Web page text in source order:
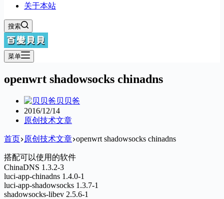
关于本站
搜索
菜单
openwrt shadowsocks chinadns
贝贝爸
2016/12/14
原创技术文章
首页 原创技术文章 openwrt shadowsocks chinadns
搭配可以使用的软件
ChinaDNS 1.3.2-3
luci-app-chinadns 1.4.0-1
luci-app-shadowsocks 1.3.7-1
shadowsocks-libev 2.5.6-1